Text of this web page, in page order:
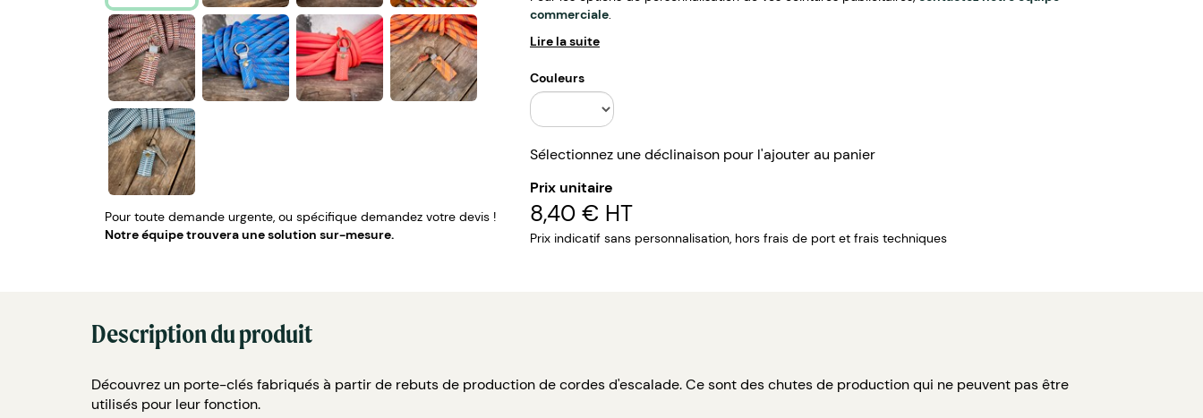
Pour toute demande urgente, ou spécifique demandez votre devis !
Notre équipe trouvera une solution sur-mesure.
commerciale.
Lire la suite
Couleurs
Sélectionnez une déclinaison pour l'ajouter au panier
Prix unitaire
8,40 € HT
Prix indicatif sans personnalisation, hors frais de port et frais techniques
Description du produit
Découvrez un porte-clés fabriqués à partir de rebuts de production de cordes d'escalade. Ce sont des chutes de production qui ne peuvent pas être
utilisés pour leur fonction.